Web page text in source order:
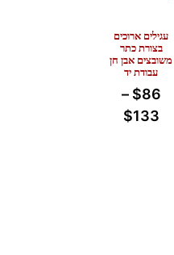
עגילים ארוכים
בצורת כתר
משובצים אבן חן
עבודת יד
$86
–
$133